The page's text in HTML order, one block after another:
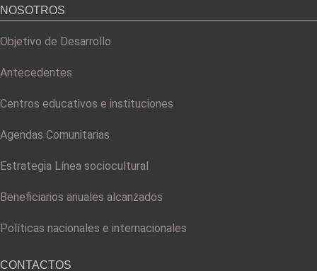
NOSOTROS
Objetivo de Desarrollo
Antecedentes
Centros educativos e instituciones
Agendas Comunitarias
Estrategia Línea sociocultural
Beneficiarios anuales alcanzados
Políticas nacionales e internacionales
CONTACTOS